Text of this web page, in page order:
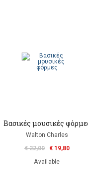
Βασικές μουσικές
Walton Charles
€ 22,00
€ 19,80
Available